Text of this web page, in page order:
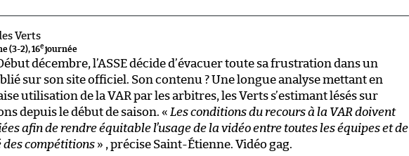
Verts
(3-2), 16e journée
décembre, l’ASSE décide d’évacuer toute sa frustration dans un
sur son site officiel. Son contenu ? Une longue analyse mettant en
utilisation de la VAR par les arbitres, les Verts s’estimant lésés sur
depuis le début de saison. « Les conditions du recours à la VAR doivent
afin de rendre équitable l’usage de la vidéo entre toutes les équipes et de
des compétitions » , précise Saint-Étienne. Vidéo gag.